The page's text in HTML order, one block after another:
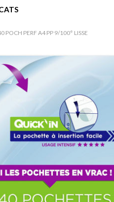
POCH PERF A4 PP 9/100° LISSE